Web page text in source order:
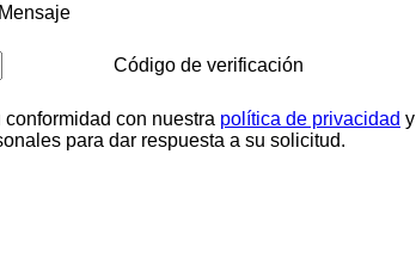
Mensaje
Código de verificación
con nuestra política de privacidad
para dar respuesta a su solicitud.